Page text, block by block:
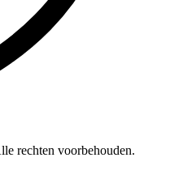
rechten voorbehouden.